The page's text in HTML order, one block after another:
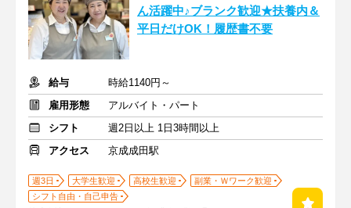
ん活躍中♪ブランク歓迎★扶養内＆
平日だけOK！履歴書不要
給与
時給1140円～
雇用形態
アルバイト・パート
シフト
週2日以上 1日3時間以上
アクセス
京成成田駅
週3日 大学生歓迎 高校生歓迎
副業・Ｗワーク歓迎
シフト自由・自己申告